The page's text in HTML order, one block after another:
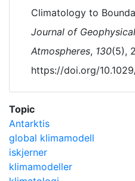
Climatology to
Journal of
Atmospheres, 130(5),
https://doi.org/
Topic
Antarktis
global klimamodell
iskjerner
klimamodeller